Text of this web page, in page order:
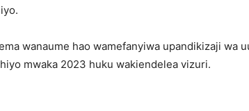
wanaume hao wamefanyiwa upandikizaji wa
mwaka 2023 huku wakiendelea vizuri.